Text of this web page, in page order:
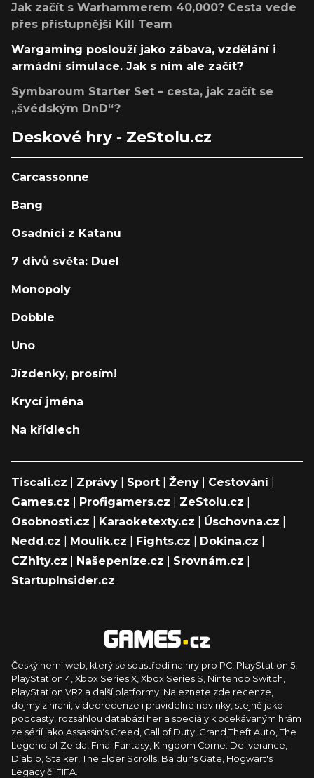
Jak začít s Warhammerem 40,000? Cesta vede
přes přístupnější Kill Team
Wargaming poslouží jako zábava, vzdělání i
armádní simulace. Jak s ním ale začít?
Symbaroum Starter Set – cesta, jak začít se
„švédským DnD“?
Deskové hry - ZeStolu.cz
Carcassonne
Bang
Osadníci z Katanu
7 divů světa: Duel
Monopoly
Dobble
Uno
Jízdenky, prosím!
Krycí jména
Na křídlech
Tiscali.cz Zprávy Sport Ženy Cestování|
Games.cz
Profigamers.cz ZeStolu.cz
Osobnosti.cz
Karaoketexty.cz Úschovna.cz
Nedd.cz
Moulík.cz Fights.cz Dokina.cz
CZhity.cz
Našepeníze.cz Srovnám.cz
StartupInsider.cz
Český herní web, který se soustředí na hry pro PC, PlayStation 5,
PlayStation 4, Xbox Series X, Xbox Series S, Nintendo Switch,
PlayStation VR2 a další platformy. Naleznete zde recenze,
dojmy z hraní, videorecenze i pravidelné novinky, stejně jako
podcasty, rozsáhlou databázi her a speciály k očekávaným hrám
ze sérií jako Assassin's Creed, Call of Duty, Grand Theft Auto, The
Legend of Zelda, Final Fantasy, Kingdom Come: Deliverance,
Diablo, Stalker, The Elder Scrolls, Baldur's Gate, Hogwart's
Legacy či FIFA.